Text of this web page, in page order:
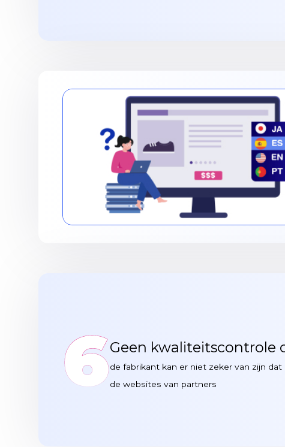
6Geen kwaliteitscontrole
de fabrikant kan er niet zeker van zijn
de websites van partners